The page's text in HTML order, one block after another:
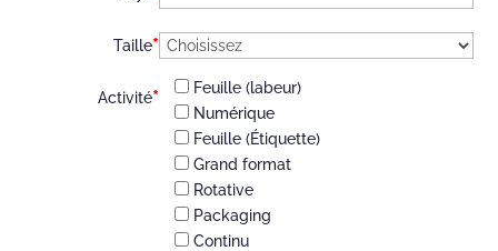
Taille*
Activité*
Feuille (labeur)
Numérique
Feuille (Étiquette)
Grand format
Rotative
Packaging
Continu